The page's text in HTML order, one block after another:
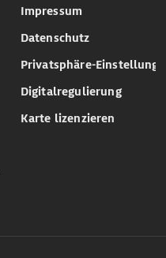
Impressum
Datenschutz
Privatsphäre-Einstellungen
Digitalregulierung
Karte lizenzieren